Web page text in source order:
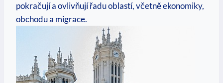
pokračují a ovlivňují řadu oblastí, včetně ekonomiky,
obchodu a migrace.